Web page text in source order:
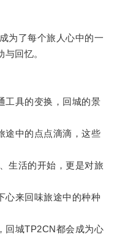
了每个旅人心中的一
回忆。
具的变换，回城的景
中的点点滴滴，这些
活的开始，更是对旅
来回味旅途中的种种
城TP2CN都会成为心